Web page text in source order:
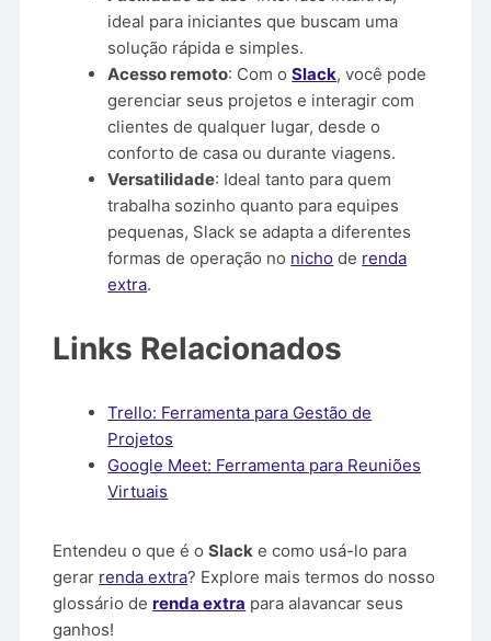
ideal para iniciantes que buscam uma
solução rápida e simples.
Acesso remoto: Com oSlack, você pode
gerenciar seus projetos e interagir com
clientes de qualquer lugar, desde o
conforto de casa ou durante viagens.
Versatilidade: Ideal tanto para quem
trabalha sozinho quanto para equipes
pequenas, Slack se adapta a diferentes
formas de operação no nicho de renda
extra.
Links Relacionados
Trello: Ferramenta para Gestão de
Projetos
Google Meet: Ferramenta para Reuniões
Virtuais
Entendeu o que é oSlack e como usá-lo para
gerar renda extra? Explore mais termos do nosso
glossário derenda extra para alavancar seus
ganhos!